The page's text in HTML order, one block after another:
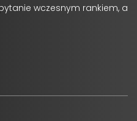
wczesnym rankiem, a